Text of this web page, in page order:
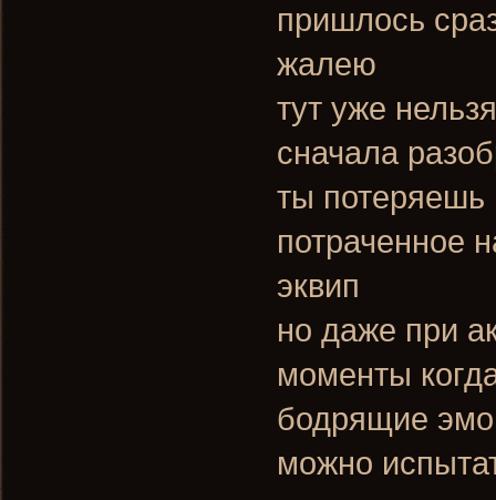
пришлось
жалею
тут уже
сначала
ты потеряешь
потраченное
эквип
но даже при
моменты
бодрящие
можно